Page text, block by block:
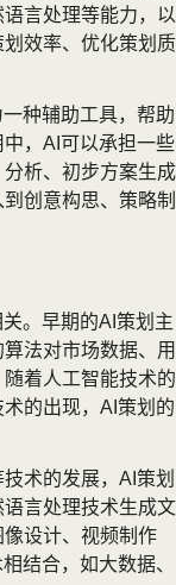
言处理等能力，以
效率、优化策划质
种辅助工具，帮助
，AI可以承担一些
析、初步方案生成
创意构思、策略制
。早期的AI策划主
法对市场数据、用
着人工智能技术的
的出现，AI策划的
术的发展，AI策划
言处理技术生成文
设计、视频制作
结合，如大数据、